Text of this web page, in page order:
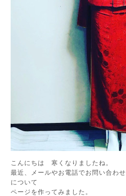
こんにちは 寒くなりましたね。
最近、メールやお電話でお問い合わ
について
ページを作ってみました。